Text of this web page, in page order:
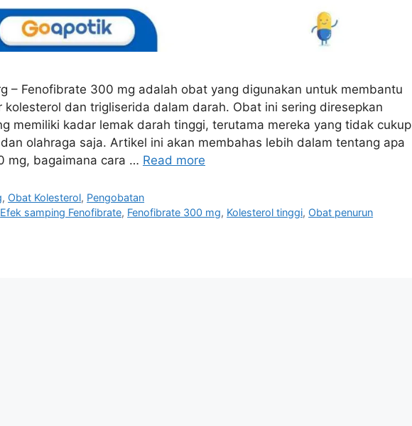
– Fenofibrate 300 mg adalah obat yang digunakan untuk membantu
kolesterol dan trigliserida dalam darah. Obat ini sering diresepkan
memiliki kadar lemak darah tinggi, terutama mereka yang tidak cukup
olahraga saja. Artikel ini akan membahas lebih dalam tentang apa
mg, bagaimana cara … Read more
, Obat Kolesterol, Pengobatan
Efek samping Fenofibrate, Fenofibrate 300 mg, Kolesterol tinggi, Obat penurun